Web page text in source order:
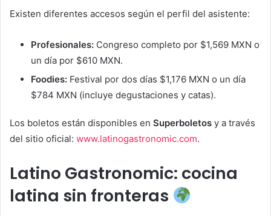
Existen diferentes accesos según el perfil del asistente:
Profesionales: Congreso completo por $1,569 MXN o
un día por $610 MXN.
Foodies: Festival por dos días $1,176 MXN o un día
$784 MXN (incluye degustaciones y catas).
Los boletos están disponibles en Superboletos y a través
del sitio oficial: www.latinogastronomic.com.
Latino Gastronomic: cocina
latina sin fronteras